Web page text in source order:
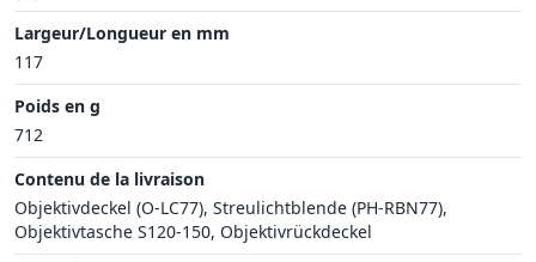
Largeur/Longueur en mm
117
Poids en g
712
Contenu de la livraison
Objektivdeckel (O-LC77), Streulichtblende (PH-RBN77),
Objektivtasche S120-150, Objektivrückdeckel